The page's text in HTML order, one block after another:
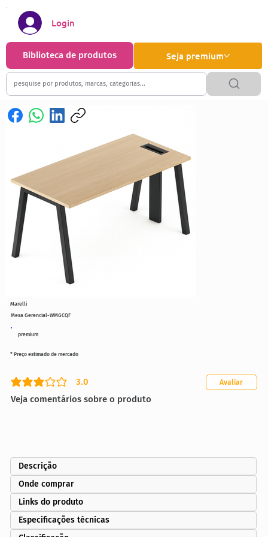
Seja premium
Biblioteca de produtos
Login
premium
Mesa Gerencial-WMGCQF
3.0
classificação média é 3 de 5
Veja comentários sobre o produto
Avaliar
* Preço estimado de mercado
Marelli
Descrição
Onde comprar
Links do produto
Especificações técnicas